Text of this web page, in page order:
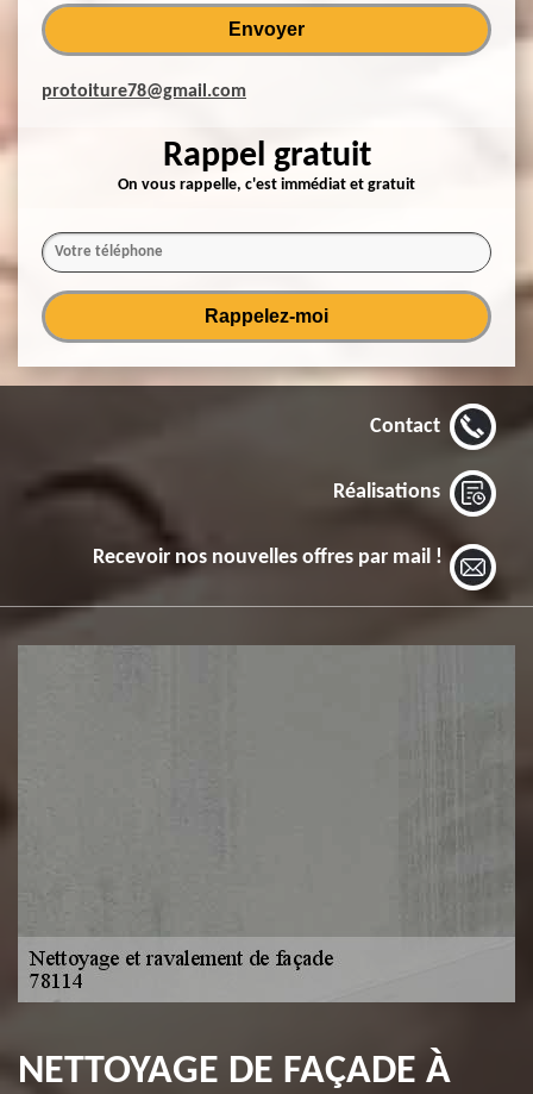
protoiture78@gmail.com
Rappel gratuit
On vous rappelle, c'est immédiat et gratuit
Contact
Réalisations
Recevoir nos nouvelles offres par mail !
NETTOYAGE DE FAÇADE À